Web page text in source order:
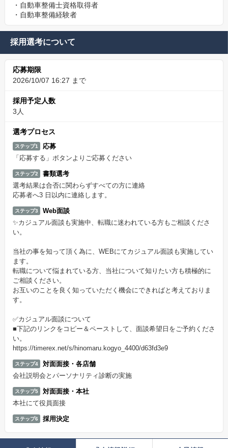
・自動車整備士資格取得者
・自動車整備経験者
採用選考について
応募期限
2026/10/07 16:27 まで
採用予定人数
3人
選考プロセス
ステップ1
応募
「応募する」ボタンよりご応募ください
ステップ2
書類選考
選考結果は合否に関わらずすべての方に連絡
応募者へ3 日以内に連絡します。
ステップ3
Web面談
✨カジュアル面談も実施中、転職に迷われている方もご相談くださ
い。
当社の事を知って頂く為に、WEBにてカジュアル面談も実施してい
ます。
転職について悩まれている方、当社について知りたい方も積極的に
ご相談ください。
お互いのことを良く知っていただく機会にできればと考えておりま
す。
✅カジュアル面談について
■下記のリンクをコピー＆ペーストして、面談希望日をご予約くださ
い。
https://timerex.net/s/hinomaru.kogyo_4400/d63fd3e9
ステップ4
対面面接・各店舗
会社説明会とパーソナリティ診断の実施
ステップ5
対面面接・本社
本社にて役員面接
ステップ6 採用決定